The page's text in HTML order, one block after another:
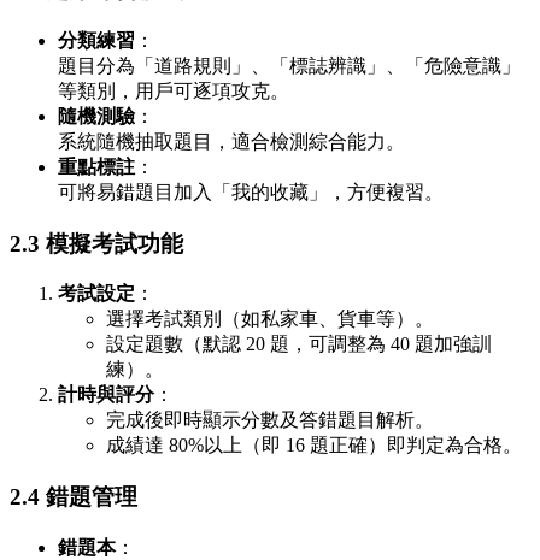
分類練習 ：
題目分為「道路規則」、「標誌辨識」、「危險意識」
等類別，用戶可逐項攻克。
隨機測驗：
系統隨機抽取題目，適合檢測綜合能力。
重點標註 ：
可將易錯題目加入「我的收藏」，方便複習。
2.3 模擬考試功能
考試設定 ：
選擇考試類別（如私家車、貨車等）。
設定題數（默認 20 題，可調整為 40 題加強訓
練）。
計時與評分：
完成後即時顯示分數及答錯題目解析。
成績達 80%以上（即 16 題正確）即判定為合格。
2.4 錯題管理
錯題本：